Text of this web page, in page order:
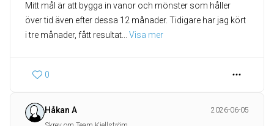
Mitt mål är att bygga in vanor och mönster som håller
över tid även efter dessa 12 månader. Tidigare har jag kört
i tre månader, fått resultat
Visa mer
0
Håkan A
2026-06-05